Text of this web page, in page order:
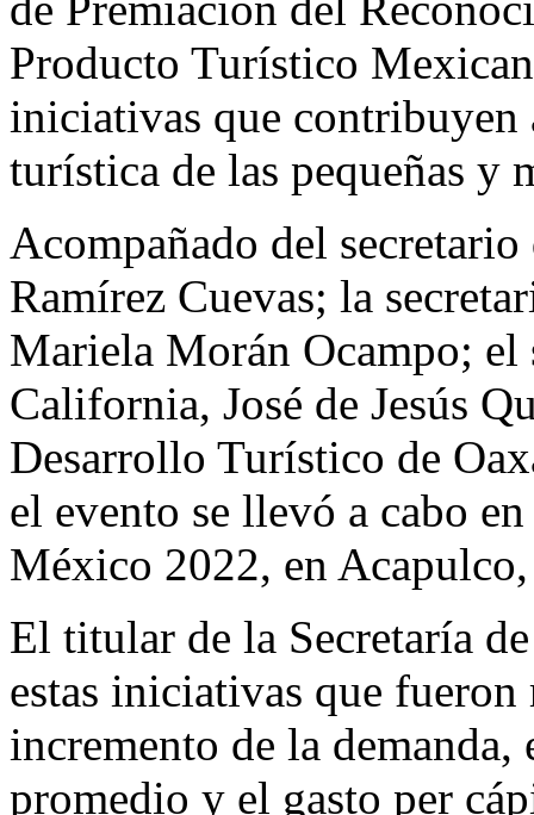
Producto Turístico
iniciativas que
turística de las pequeñas y
Acompañado del
Ramírez Cuevas; la
Mariela Morán Ocampo; el
California, José de Jesús
Desarrollo Turístico de
el evento se llevó a cabo
México 2022, en
El titular de la Secretaría
estas iniciativas que
incremento de la
promedio y el gasto per